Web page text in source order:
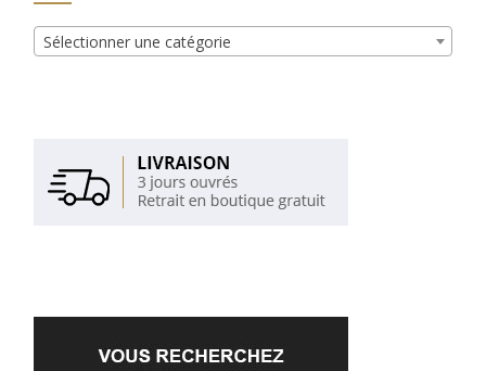
Sélectionner une catégorie